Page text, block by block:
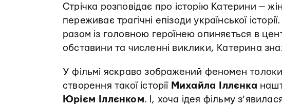
Стрічка розповідає про історію Катерини —
переживає трагічні епізоди української
разом із головною героїнею опиняється в
обставини та численні виклики, Катерина
У фільмі яскраво зображений феномен
створення такої історії Михайла Іллєнка
Юрієм Іллєнком. І, хоча ідея фільму